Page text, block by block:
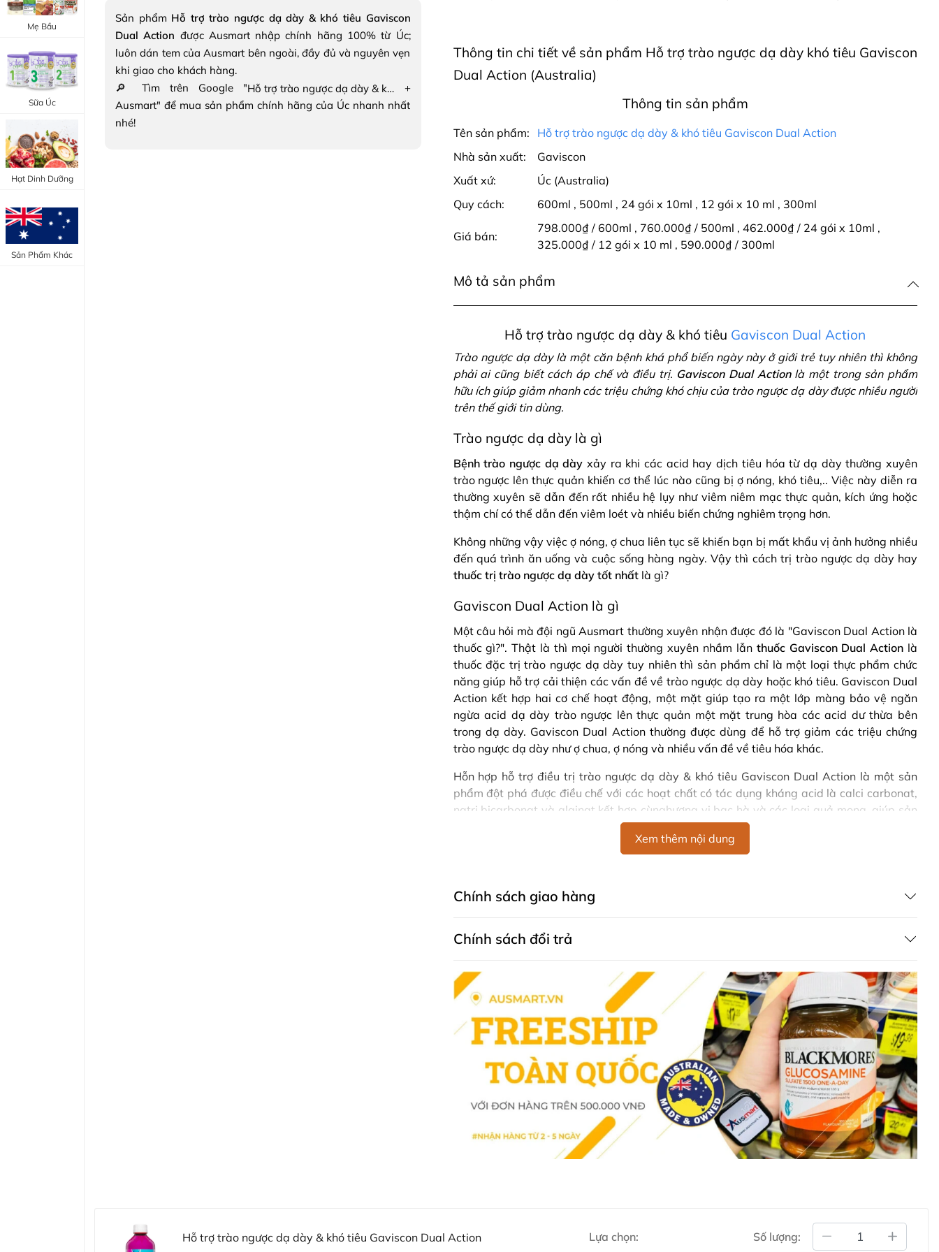
Bổ Khớp - Xương
Bổ Não - Tim Mạch
Canxi - Vitamin D
Trang Điểm Mắt
Trang Điểm Môi
Tẩy Trang - Toner
Dụng Cụ Trang Điểm
Mẹ Bầu
Sữa Úc
Hạt Dinh Dưỡng
Sản Phẩm Khác
Sản phẩm Hỗ trợ trào ngược dạ dày & khó tiêu Gaviscon
Dual Action được Ausmart nhập chính hãng 100% từ Úc;
luôn dán tem của Ausmart bên ngoài, đầy đủ và nguyên vẹn
khi giao cho khách hàng.
🔎 Tìm trên Google "
Hỗ trợ trào ngược dạ dày & khó tiêu Gaviscon Dual Action +
Ausmart" để mua sản phẩm chính hãng của Úc nhanh nhất
nhé!
Thông tin chi tiết về sản phẩm Hỗ trợ trào ngược dạ dày khó tiêu Gaviscon
Dual Action (Australia)
Thông tin sản phẩm
Tên sản phẩm:
Hỗ trợ trào ngược dạ dày & khó tiêu Gaviscon Dual Action
Nhà sản xuất:
Gaviscon
Xuất xứ:
Úc (Australia)
Quy cách:
600ml , 500ml , 24 gói x 10ml , 12 gói x 10 ml , 300ml
Giá bán:
798.000₫ / 600ml , 760.000₫ / 500ml , 462.000₫ / 24 gói x 10ml ,
325.000₫ / 12 gói x 10 ml , 590.000₫ / 300ml
Mô tả sản phẩm
Hỗ trợ trào ngược dạ dày & khó tiêu Gaviscon Dual Action
Trào ngược dạ dày là một căn bệnh khá phổ biến ngày này ở giới trẻ tuy nhiên thì không
phải ai cũng biết cách áp chế và điều trị. Gaviscon Dual Actionlà một trong sản phẩm
hữu ích giúp giảm nhanh các triệu chứng khó chịu của trào ngược dạ dày được nhiều người
trên thế giới tin dùng.
Trào ngược dạ dày là gì​
Bệnh trào ngược dạ dày xảy ra khi các acid hay dịch tiêu hóa từ dạ dày thường xuyên
trào ngược lên thực quản khiến cơ thể lúc nào cũng bị ợ nóng, khó tiêu,.. Việc này diễn ra
thường xuyên sẽ dẫn đến rất nhiều hệ lụy như viêm niêm mạc thực quản, kích ứng hoặc
thậm chí có thể dẫn đến viêm loét và nhiều biến chứng nghiêm trọng hơn.
Không những vậy việc ợ nóng, ợ chua liên tục sẽ khiến bạn bị mất khẩu vị ảnh hưởng nhiều
đến quá trình ăn uống và cuộc sống hàng ngày. Vậy thì cách trị trào ngược dạ dày hay
thuốc trị trào ngược dạ dày tốt nhất là gì?
Gaviscon Dual Action là gì
Một câu hỏi mà đội ngũ Ausmart thường xuyên nhận được đó là "Gaviscon Dual Action là
thuốc gì?". Thật là thì mọi người thường xuyên nhầm lẫn thuốc Gaviscon Dual Action là
thuốc đặc trị trào ngược dạ dày tuy nhiên thì sản phẩm chỉ là một loại thực phẩm chức
năng giúp hỗ trợ cải thiện các vấn đề về trào ngược dạ dày hoặc khó tiêu. Gaviscon Dual
Action kết hợp hai cơ chế hoạt động, một mặt giúp tạo ra một lớp màng bảo vệ ngăn
ngừa acid dạ dày trào ngược lên thực quản một mặt trung hòa các acid dư thừa bên
trong dạ dày. Gaviscon Dual Action thường được dùng để hỗ trợ giảm các triệu chứng
trào ngược dạ dày như ợ chua, ợ nóng và nhiều vấn đề về tiêu hóa khác.
Hỗn hợp hỗ trợ điều trị trào ngược dạ dày & khó tiêu Gaviscon Dual Action là một sản
phẩm đột phá được điều chế với các hoạt chất có tác dụng kháng acid là calci carbonat,
natri bicarbonat và alginat kết hợp cùnghương vị bạc hà và các loại quả mọng, giúp sản
phẩm dễ dàng sử dụng hơn, đồng thời thẩm thấu nhanh giúp cải thiện các triệu chứng khó
tiêu và trào ngược dạ dày một cách hiệu quả.
Hỗ trợ trào ngược dạ dày & khó tiêu Gaviscon Dual Action giúp mang lại lợi ích kép trong
Gaviscon Dual Action hỗ trợ điều trị và làm giảm nhanh các triệu chứng của trào
acid thường xuất hiện sau bữa ăn hoặc trong quá trình mang thai.
Hỗ trợ điều trị các triệu chứng khó tiêu bằng cách trung hòa hàm lượng acid dư thừa
ở bên trong dạ dày giúp làm giảm nhanh cảm giác khó chịu, chướng bụng và đầy
hơi.
Thành phần của Gaviscon Dual Action
Trong mỗi góiGaviscon Dual Action 10mlcó chứa:
Hoạt chất: natri bicarbonat 213mg, atri alginat 500mg và calci carbonat 325mg.
Thành phần tá dược: carbomer 974P, hương bạc hà số 2, natri hydroxid,natri
saccharin, propyl parahydroxybenzoat, methyl parahydroxybenzoat và nước tinh
nhanh các triệu chứng khó chịu.
Xem thêm nội dung
Chính sách giao hàng
Chính sách đổi trả
Hỗ trợ trào ngược dạ dày & khó tiêu Gaviscon Dual Action Lựa chọn: Số lượng: